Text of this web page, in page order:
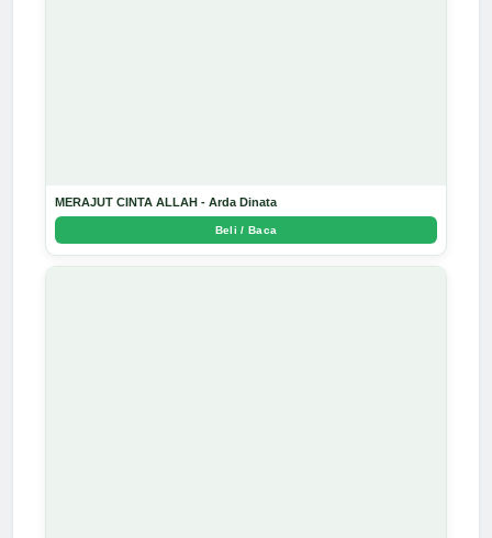
MERAJUT CINTA ALLAH - Arda Dinata
Beli / Baca